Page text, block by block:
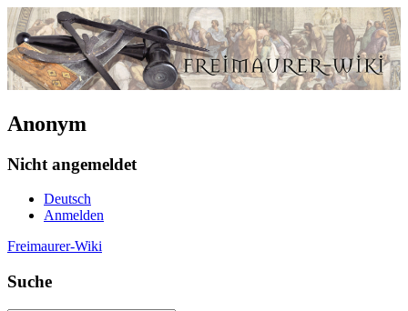
Anonym
Nicht angemeldet
Deutsch
Anmelden
Freimaurer-Wiki
Suche